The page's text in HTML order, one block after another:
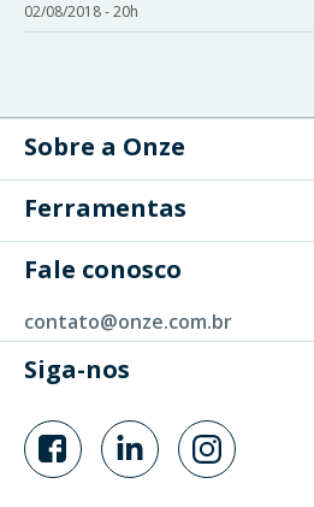
02/08/2018 - 20h
Sobre a Onze
Ferramentas
Fale conosco
contato@onze.com.br
Siga-nos